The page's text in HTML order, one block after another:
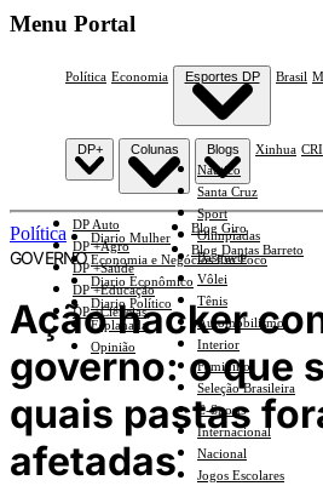
Menu Portal
Política Economia Esportes DP
Náutico
Santa Cruz
Sport
Olimpíadas
Basquete
Vôlei
Tênis
Automobilismo
Interior
Feminino
Seleção Brasileira
E-Sports
Internacional
Nacional
Jogos Escolares
Brasil
DP+
DP Auto
DP +Agro
DP +Saúde
DP +Educação
DP +Ciências
Colunas
Diario Mulher
Economia e Negócios Em Foco
Diario Econômico
Diario Político
Esplanada
Opinião
Blogs
Blog Giro
Blog Dantas Barreto
Xinhua CRI
Política
GOVERNO
Ação hacker
governo: o que
quais pastas
afetadas